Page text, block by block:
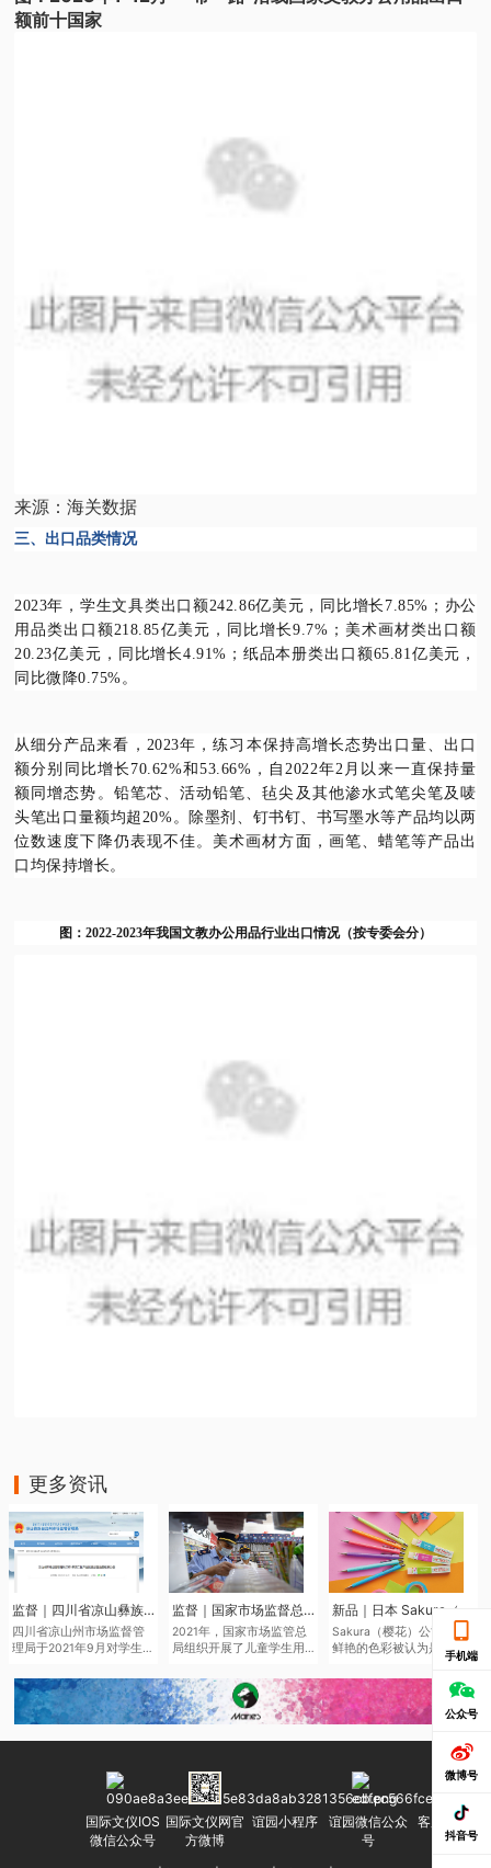
额前十国家
来源：海关数据
三、出口品类情况
2023年，学生文具类出口额242.86亿美元，同比增长7.85%；办公
用品类出口额218.85亿美元，同比增长9.7%；美术画材类出口额
20.23亿美元，同比增长4.91%；纸品本册类出口额65.81亿美元，
同比微降0.75%。
从细分产品来看，2023年，练习本保持高增长态势出口量、出口
额分别同比增长70.62%和53.66%，自2022年2月以来一直保持量
额同增态势。铅笔芯、活动铅笔、毡尖及其他渗水式笔尖笔及唛
头笔出口量额均超20%。除墨剂、钉书钉、书写墨水等产品均以两
位数速度下降仍表现不佳。美术画材方面，画笔、蜡笔等产品出
口均保持增长。
图：2022-2023年我国文教办公用品行业出口情况（按专委会分）
更多资讯
监督｜四川省凉山彝族自治州市场监督管理局于近日发布了2021年第二批产品质量监督抽查结果
四川省凉山州市场监督管
理局于2021年9月对学生文
儿童学生用品开展质量监
督抽查545批次。其中，儿
童学生用品监督抽查307批
监督｜国家市场监督总局通报儿童学生用品产品2021年抽查情况
2021年，国家市场监管总
局组织开展了儿童学生用
查，共抽查了2050家企业
生产的2186批次儿童学生
用品，涉及玩具、童车、
头盔等7种产品。其中，学
生文具抽查不合格率
7.0%，主要涉及浙江省、
广东省等产地的生产企
业。
Sakura（樱花）公司鉴于
鲜艳的色彩被认为是2022
年的色彩趋势，该品牌现
在正在扩大其产品范围，
本次“Sakura Color
Products”新系列包括六种
和三种新的橡皮擦，每种
手机端
公众号
微博号
抖音号
国际文仪IOS
微信公众号
国际文仪网官
方微博
谊园小程序
谊园微信公众
号
客服微信号